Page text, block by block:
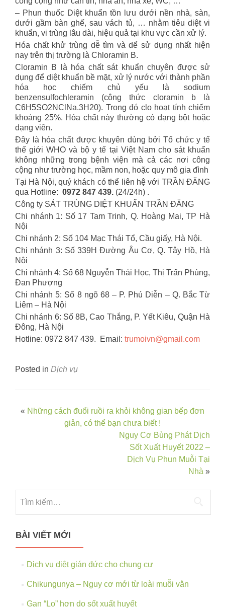
– Phun thuốc Diệt khuẩn tồn lưu dưới nền nhà, sàn,
dưới gầm bàn ghế, sau vách tủ, … nhằm tiêu diệt vi
khuẩn, vi trùng lâu dài, hiệu quả tại khu vực cần xử lý.
Hóa chất khử trùng dễ tìm và dể sử dụng nhất hiện
nay trên thị trường là Chloramin B.
Cloramin B là hóa chất sát khuẩn chuyên được sử
dụng để diệt khuẩn bề mặt, xử lý nước với thành phần
hóa học chiếm chủ yếu là sodium
benzensulfochleramin (công thức cloramin b là
C6H5SO2NClNa.3H20). Trong đó clo hoạt tính chiếm
khoảng 25%. Hóa chất này thường có dạng bột hoặc
dạng viên.
Đây là hóa chất được khuyên dùng bởi Tổ chức y tế
thế giới WHO và bộ y tế tại Việt Nam cho sát khuẩn
không những trong bệnh viện mà cả các nơi công
cộng như trường học, mầm non, hoặc quy mô gia đình
Tại Hà Nội, quý khách có thể liên hệ với TRẦN ĐĂNG
qua Hotline: 0972 847 439. (24/24h) .
Công ty SÁT TRÙNG DIỆT KHUẨN TRẦN ĐĂNG
Chi nhánh 1: Số 17 Tam Trinh, Q. Hoàng Mai, TP Hà
Nội
Chi nhánh 2: Số 104 Mạc Thái Tổ, Cầu giấy, Hà Nội.
Chi nhánh 3: Số 339H Đường Âu Cơ, Q. Tây Hồ, Hà
Nội
Chi nhánh 4: Số 68 Nguyễn Thái Học, Thị Trấn Phùng,
Đan Phượng
Chi nhánh 5: Số 8 ngõ 68 – P. Phú Diễn – Q. Bắc Từ
Liêm – Hà Nội
Chi nhánh 6: Số 8B, Cao Thắng, P. Yết Kiêu, Quận Hà
Đông, Hà Nội
Hotline: 0972 847 439. Email: trumoivn@gmail.com
Posted in Dịch vụ
Post
navigation
« Những cách đuổi ruồi ra khỏi không gian bếp đơn
giản, có thể bạn chưa biết !
Nguy Cơ Bùng Phát Dịch
Sốt Xuất Huyết 2022 –
Dịch Vụ Phun Muỗi Tại
Nhà »
BÀI VIẾT MỚI
Dịch vụ diệt gián đức cho chung cư
Chikungunya – Nguy cơ mới từ loài muỗi vằn
Gan “Lo” hơn do sốt xuất huyết